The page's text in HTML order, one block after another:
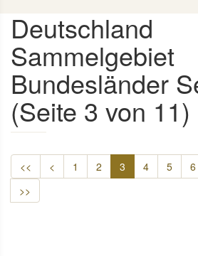
Deutschland
Sammelgebiet
Bundesländer
(Seite 3 von 11)
<< < 1 2 3 4 5 6
>>